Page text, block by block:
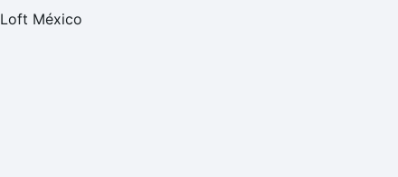
Loft México